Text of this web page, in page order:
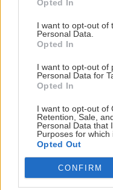
Opted In
I want to opt-out of
Personal Data.
Opted In
I want to opt-out of
Personal Data for
Opted In
I want to opt-out of
Retention, Sale,
Personal Data that
Purposes for which
Opted Out
CONFIRM
Pytel zavesený
Robo 22. októbra